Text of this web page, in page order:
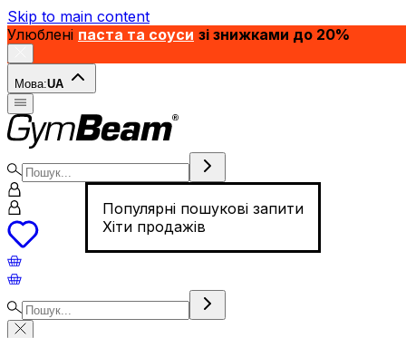
Skip to main content
Улюблені паста та соуси зі знижками до 20%
Мова:UA
Популярні пошукові запити
Хіти продажів